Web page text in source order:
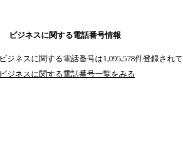
ビジネスに関する電話番号情報
ビジネスに関する電話番号は1,095,578件登録されて
ビジネスに関する電話番号一覧をみる